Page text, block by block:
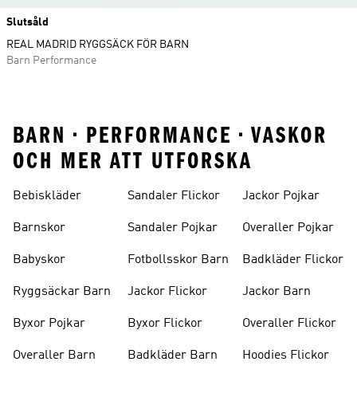
Slutsåld
REAL MADRID RYGGSÄCK FÖR BARN
Barn Performance
BARN • PERFORMANCE • VASKOR
OCH MER ATT UTFORSKA
Bebiskläder
Barnskor
Babyskor
Ryggsäckar Barn
Byxor Pojkar
Overaller Barn
Sandaler Flickor
Sandaler Pojkar
Fotbollsskor Barn
Jackor Flickor
Byxor Flickor
Badkläder Barn
Jackor Pojkar
Overaller Pojkar
Badkläder Flickor
Jackor Barn
Overaller Flickor
Hoodies Flickor